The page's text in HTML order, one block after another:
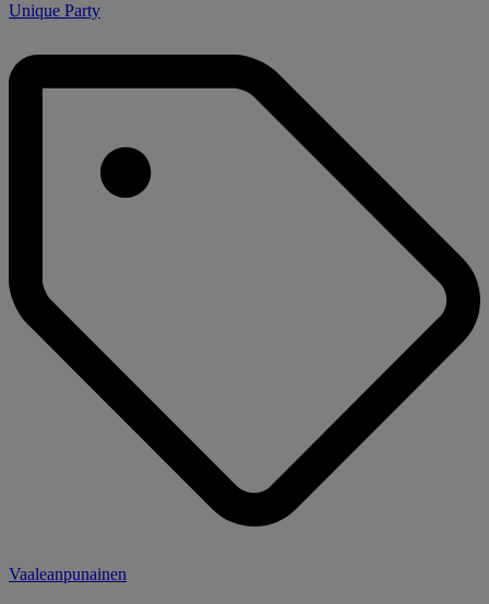
Unique Party
Vaaleanpunainen